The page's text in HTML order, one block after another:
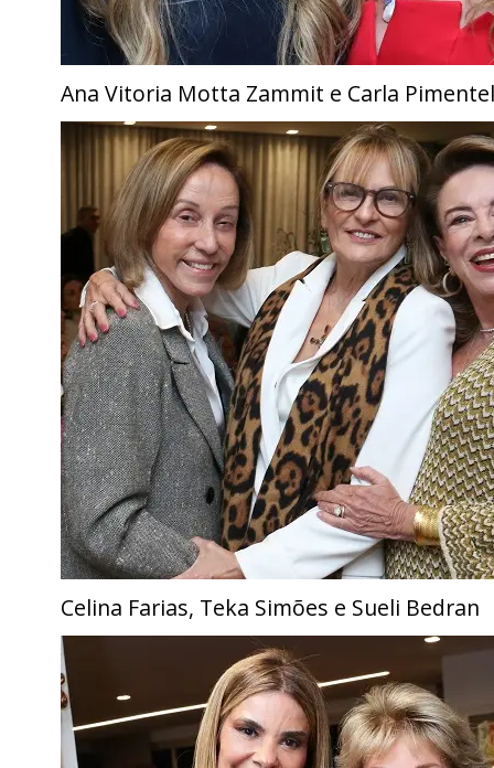
Ana Vitoria Motta Zammit e Carla Pimentel
Celina Farias, Teka Simões e Sueli Bedran